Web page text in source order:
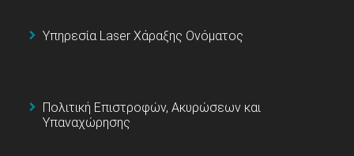
Υπηρεσία Laser Χάραξης Ονόματος
Πολιτική Επιστροφών, Ακυρώσεων και
Υπαναχώρησης